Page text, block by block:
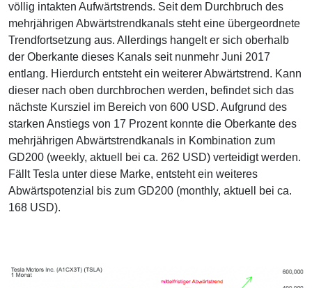
völlig intakten Aufwärtstrends. Seit dem Durchbruch des
mehrjährigen Abwärtstrendkanals steht eine übergeordnete
Trendfortsetzung aus. Allerdings hangelt er sich oberhalb
der Oberkante dieses Kanals seit nunmehr Juni 2017
entlang. Hierdurch entsteht ein weiterer Abwärtstrend. Kann
dieser nach oben durchbrochen werden, befindet sich das
nächste Kursziel im Bereich von 600 USD. Aufgrund des
starken Anstiegs von 17 Prozent konnte die Oberkante des
mehrjährigen Abwärtstrendkanals in Kombination zum
GD200 (weekly, aktuell bei ca. 262 USD) verteidigt werden.
Fällt Tesla unter diese Marke, entsteht ein weiteres
Abwärtspotenzial bis zum GD200 (monthly, aktuell bei ca.
168 USD).